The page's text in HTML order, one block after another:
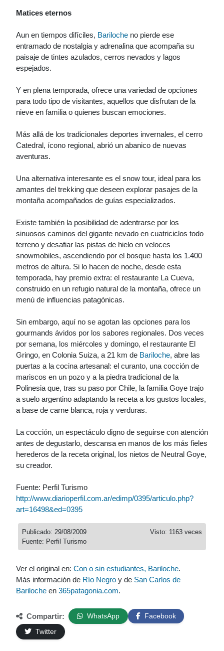
Matices eternos
Aun en tiempos difíciles, Bariloche no pierde ese
entramado de nostalgia y adrenalina que acompaña su
paisaje de tintes azulados, cerros nevados y lagos
espejados.
Y en plena temporada, ofrece una variedad de opciones
para todo tipo de visitantes, aquellos que disfrutan de la
nieve en familia o quienes buscan emociones.
Más allá de los tradicionales deportes invernales, el cerro
Catedral, ícono regional, abrió un abanico de nuevas
aventuras.
Una alternativa interesante es el snow tour, ideal para los
amantes del trekking que deseen explorar pasajes de la
montaña acompañados de guías especializados.
Existe también la posibilidad de adentrarse por los
sinuosos caminos del gigante nevado en cuatriciclos todo
terreno y desafiar las pistas de hielo en veloces
snowmobiles, ascendiendo por el bosque hasta los 1.400
metros de altura. Si lo hacen de noche, desde esta
temporada, hay premio extra: el restaurante La Cueva,
construido en un refugio natural de la montaña, ofrece un
menú de influencias patagónicas.
Sin embargo, aquí no se agotan las opciones para los
gourmands ávidos por los sabores regionales. Dos veces
por semana, los miércoles y domingo, el restaurante El
Gringo, en Colonia Suiza, a 21 km de Bariloche, abre las
puertas a la cocina artesanal: el curanto, una cocción de
mariscos en un pozo y a la piedra tradicional de la
Polinesia que, tras su paso por Chile, la familia Goye trajo
a suelo argentino adaptando la receta a los gustos locales,
a base de carne blanca, roja y verduras.
La cocción, un espectáculo digno de seguirse con atención
antes de degustarlo, descansa en manos de los más fieles
herederos de la receta original, los nietos de Neutral Goye,
su creador.
Fuente: Perfil Turismo
http://www.diarioperfil.com.ar/edimp/0395/articulo.php?
art=16498&ed=0395
Visto: 1163 veces
Publicado: 29/08/2009
Fuente: Perfil Turismo
Ver el original en: Con o sin estudiantes, Bariloche.
Más información de Río Negro y de San Carlos de
Bariloche en 365patagonia.com.
Compartir: WhatsApp
Facebook
Twitter